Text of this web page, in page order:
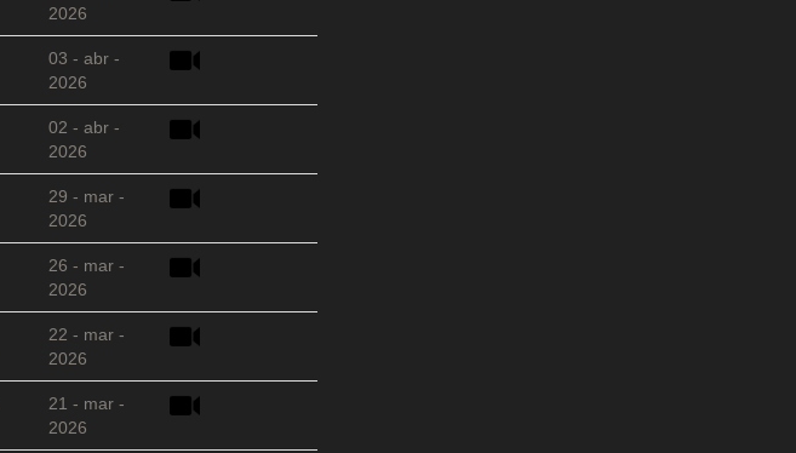
2026
03 - abr -
2026
02 - abr -
2026
29 - mar -
2026
26 - mar -
2026
22 - mar -
2026
21 - mar -
2026